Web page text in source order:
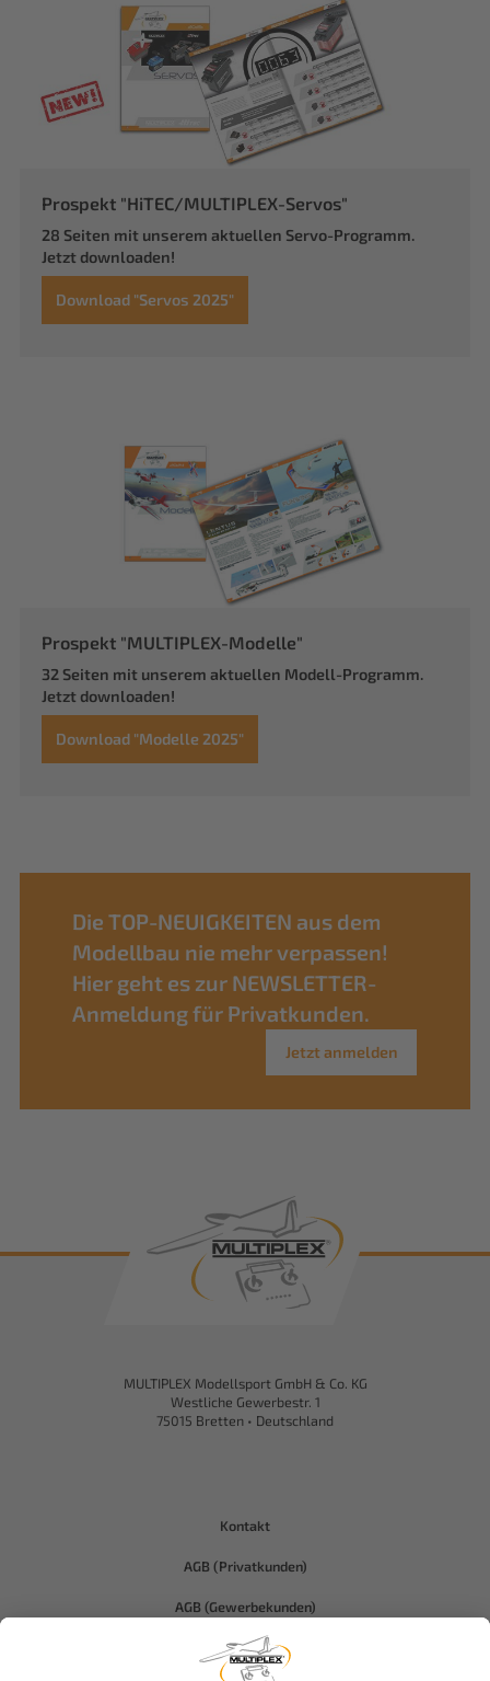
Prospekt "HiTEC/MULTIPLEX-Servos"
28 Seiten mit unserem aktuellen Servo-Programm.
Jetzt downloaden!
Download "Servos 2025"
Prospekt "MULTIPLEX-Modelle"
32 Seiten mit unserem aktuellen Modell-Programm.
Jetzt downloaden!
Download "Modelle 2025"
Die TOP-NEUIGKEITEN aus dem
Modellbau nie mehr verpassen!
Hier geht es zur NEWSLETTER-
Anmeldung für Privatkunden.
Jetzt anmelden
MULTIPLEX Modellsport GmbH & Co. KG
Westliche Gewerbestr. 1
75015 Bretten • Deutschland
Kontakt
AGB (Privatkunden)
AGB (Gewerbekunden)
Datenschutz